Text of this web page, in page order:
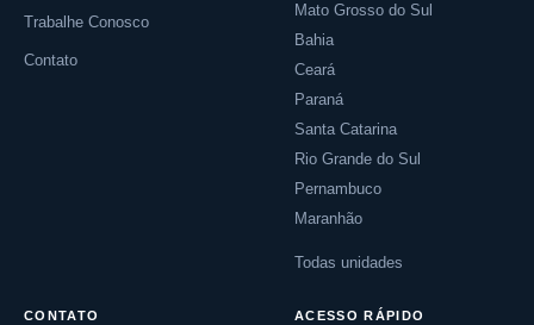
Trabalhe Conosco
Contato
Mato Grosso do Sul
Bahia
Ceará
Paraná
Santa Catarina
Rio Grande do Sul
Pernambuco
Maranhão
Todas unidades
CONTATO ACESSO RÁPIDO